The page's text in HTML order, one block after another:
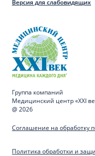
Версия для слабовидящих
Группа компаний
Медицинский центр «XXI
@ 2026
Соглашение на обработку
Политика обработки и